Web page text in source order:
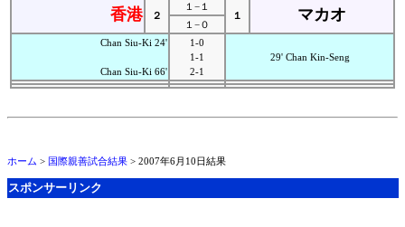
香港 ２
１−１
１
マカオ
１−０
Chan Siu-Ki 24'
Chan Siu-Ki 66'
1-0
1-1
2-1
29' Chan Kin-Seng
ホーム > 国際親善試合結果 > 2007年6月10日結果
スポンサーリンク